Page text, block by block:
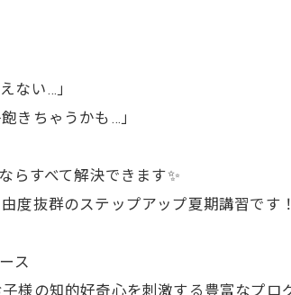
ない…」
きちゃうかも…」
らすべて解決できます✨
度抜群のステップアップ夏期講習です！
ス
様の知的好奇心を刺激する豊富なプロ